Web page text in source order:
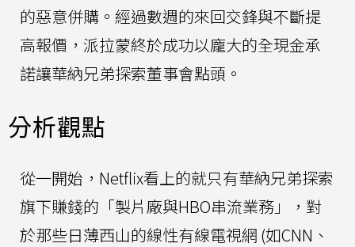
的惡意併購。經過數週的來回交鋒與不斷提
高報價，派拉蒙終於成功以龐大的全現金承
諾讓華納兄弟探索董事會點頭。
分析觀點
從一開始，Netflix看上的就只有華納兄弟探索
旗下賺錢的「製片廠與HBO串流業務」，對
於那些日薄西山的線性有線電視網 (如CNN、